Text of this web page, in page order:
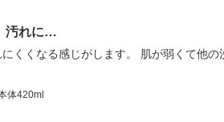
汚れに…
くくなる感じがします。 肌が弱くて他
体420ml